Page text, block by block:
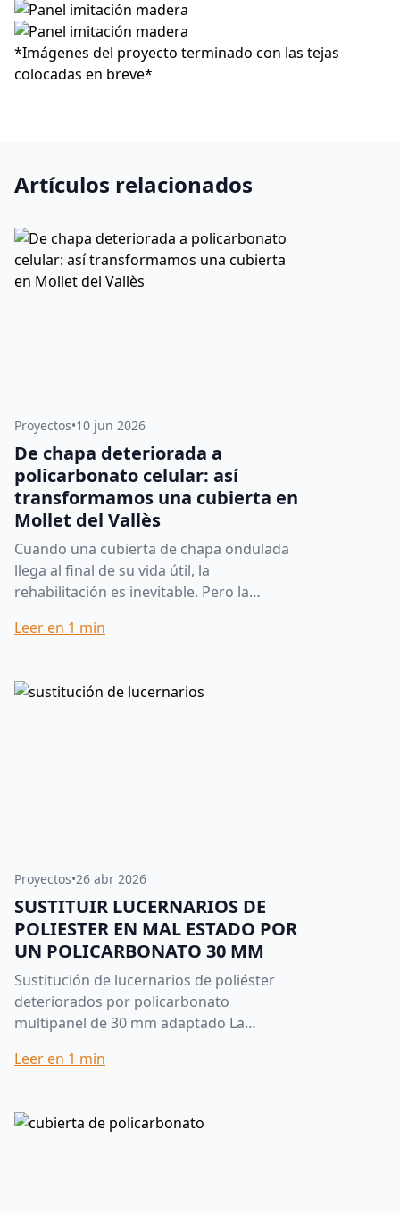
*Imágenes del proyecto terminado con las tejas
colocadas en breve*
Artículos relacionados
Proyectos•10 jun 2026
De chapa deteriorada a
policarbonato celular: así
transformamos una cubierta en
Mollet del Vallès
Cuando una cubierta de chapa ondulada
llega al final de su vida útil, la
rehabilitación es inevitable. Pero la
la diferencia entre una re...
Leer en 1 min
Proyectos•26 abr 2026
SUSTITUIR LUCERNARIOS DE
POLIESTER EN MAL ESTADO POR
UN POLICARBONATO 30 MM
Sustitución de lucernarios de poliéster
deteriorados por policarbonato
multipanel de 30 mm adaptado La
una de las actuaciones más habituales...
Leer en 1 min